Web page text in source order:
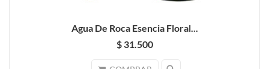
Agua De Roca Esencia Floral...
$ 31.500